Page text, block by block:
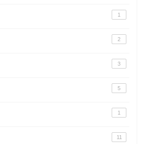
1
2
3
5
1
11